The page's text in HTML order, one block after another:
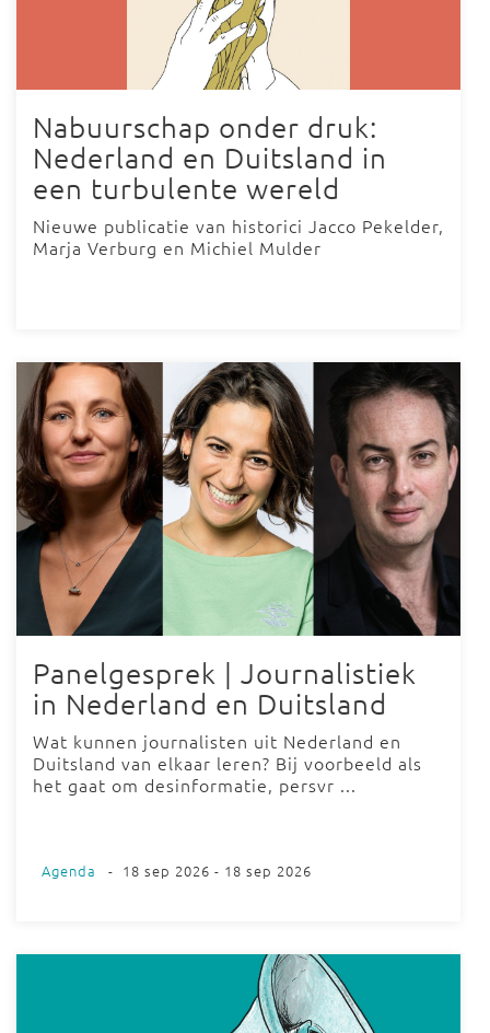
Nabuurschap onder druk:
Nederland en Duitsland in
een turbulente wereld
Nieuwe publicatie van historici Jacco Pekelder,
Marja Verburg en Michiel Mulder
Panelgesprek | Journalistiek
in Nederland en Duitsland
Wat kunnen journalisten uit Nederland en
Duitsland van elkaar leren? Bij voorbeeld als
het gaat om desinformatie, persvr ...
Agenda - 18 sep 2026 - 18 sep 2026